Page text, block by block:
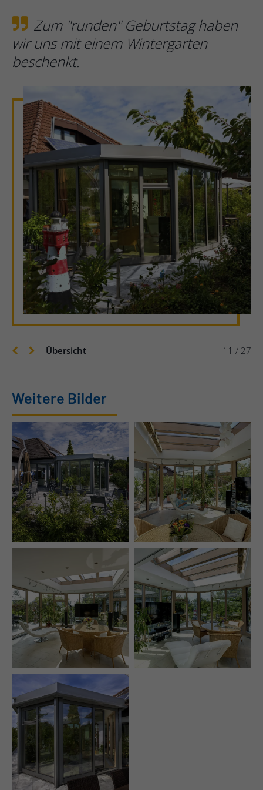
Zum "runden" Geburtstag haben
wir uns mit einem Wintergarten
beschenkt.
Übersicht 11 / 27
Weitere Bilder
Wintergarten mit
Flachdach und Oberlicht
im Raum Coburg,
Oberfranken
Wintergarten in
achteckiger Form
Ideale
Wohnraumerweiterung
Lichtschienen im
Wintergarten
Individuelle Anfertigung
des Wintergartens